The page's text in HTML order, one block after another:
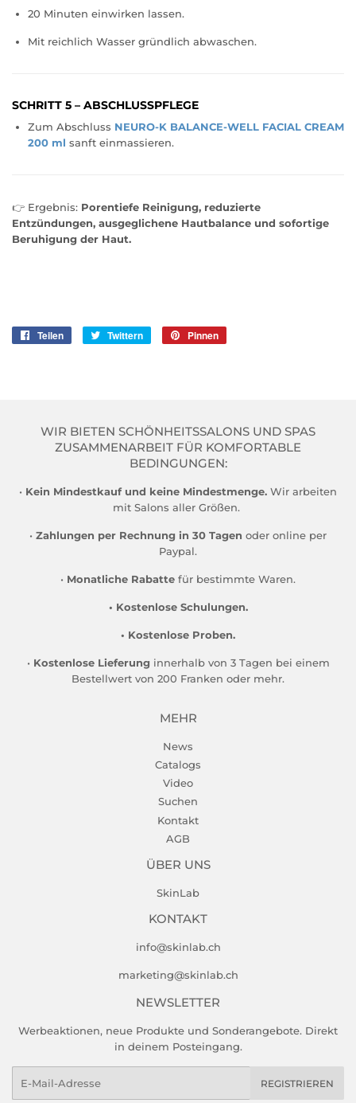
20 Minuten einwirken lassen.
Mit reichlich Wasser gründlich abwaschen.
SCHRITT 5 – ABSCHLUSSPFLEGE
Zum Abschluss NEURO-K BALANCE-WELL FACIAL CREAM
200 ml sanft einmassieren.
👉 Ergebnis: Porentiefe Reinigung, reduzierte
Entzündungen, ausgeglichene Hautbalance und sofortige
Beruhigung der Haut.
Teilen Twittern Pinnen
WIR BIETEN SCHÖNHEITSSALONS UND SPAS
ZUSAMMENARBEIT FÜR KOMFORTABLE
BEDINGUNGEN:
• Kein Mindestkauf und keine Mindestmenge. Wir arbeiten
mit Salons aller Größen.
• Zahlungen per Rechnung in 30 Tagen oder online per
Paypal.
• Monatliche Rabatte für bestimmte Waren.
• Kostenlose Schulungen.
• Kostenlose Proben.
• Kostenlose Lieferung innerhalb von 3 Tagen bei einem
Bestellwert von 200 Franken oder mehr.
MEHR
News
Catalogs
Video
Suchen
Kontakt
AGB
ÜBER UNS
SkinLab
KONTAKT
info@skinlab.ch
marketing@skinlab.ch
NEWSLETTER
Werbeaktionen, neue Produkte und Sonderangebote. Direkt
in deinem Posteingang.
REGISTRIEREN